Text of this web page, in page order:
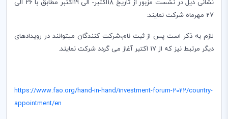
نشانی ذیل در نشست مزبور از تاریخ 18اکتبر- الی 19اکتبر مطابق با 26 الی
27 مهرماه شرکت نمایند:
لازم به ذکر است پس از ثبت نام،شرکت کنندگان میتوانند در رویدادهای
دیگر مرتبط نیز که از 17 اکتبر آغاز می گردد شرکت نمایند.
https://www.fao.org/hand-in-hand/investment-forum-2022/country-
appointment/en